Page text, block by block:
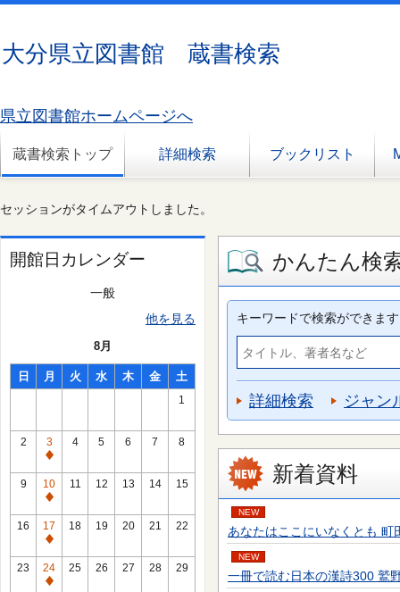
大分県立図書館 蔵書検索
県立図書館ホームページへ
蔵書検索トップ 詳細検索 ブックリスト
セッションがタイムアウトしました。
開館日カレンダー
一般
他を見る
8月
日 月 火 水 木 金 土
1
2
3
通
常
休
館
日
4 5 6 7 8
9
10
通
常
休
館
日
11 12 13 14 15
16
17
通
常
休
18 19 20 21 22
23
24
通
25 26 27 28 29
かんたん検
キーワードで検索ができます
詳細検索 ジャン
新着資料
NEW
あなたはここにいなくとも
NEW
一冊で読む日本の漢詩300 鷲